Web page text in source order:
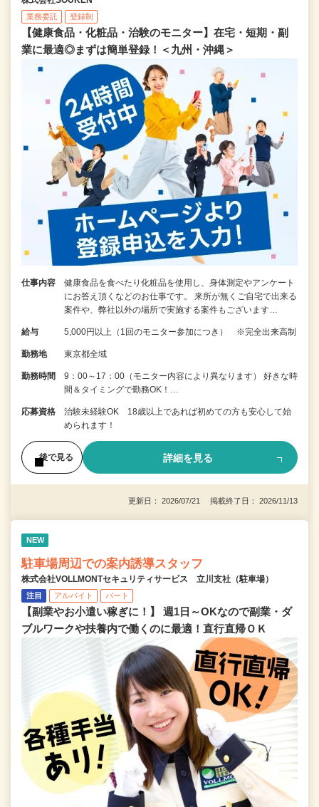
業務委託 登録制
【健康食品・化粧品・治験のモニター】在宅・短期・副
業に最適◎まずは簡単登録！＜九州・沖縄＞
仕事内容
健康食品を食べたり化粧品を使用し、身体測定やアンケート
にお答え頂くなどのお仕事です。 来所が無くご自宅で出来る
案件や、弊社以外の場所で実施する案件もございます…
給与 5,000円以上（1回のモニター参加につき） ※完全出来高制
勤務地 東京都全域
勤務時間
9：00～17：00（モニター内容により異なります） 好きな時
間＆タイミングで勤務OK！…
応募資格
治験未経験OK 18歳以上であれば初めての方も安心して始
められます！
後で見る 詳細を見る
更新日： 2026/07/21 掲載終了日： 2026/11/13
NEW
駐車場周辺での案内誘導スタッフ
株式会社VOLLMONTセキュリティサービス 立川支社（駐車場）
注目 アルバイト パート
【副業やお小遣い稼ぎに！】 週1日～OKなので副業・ダ
ブルワークや扶養内で働くのに最適！直行直帰ＯＫ